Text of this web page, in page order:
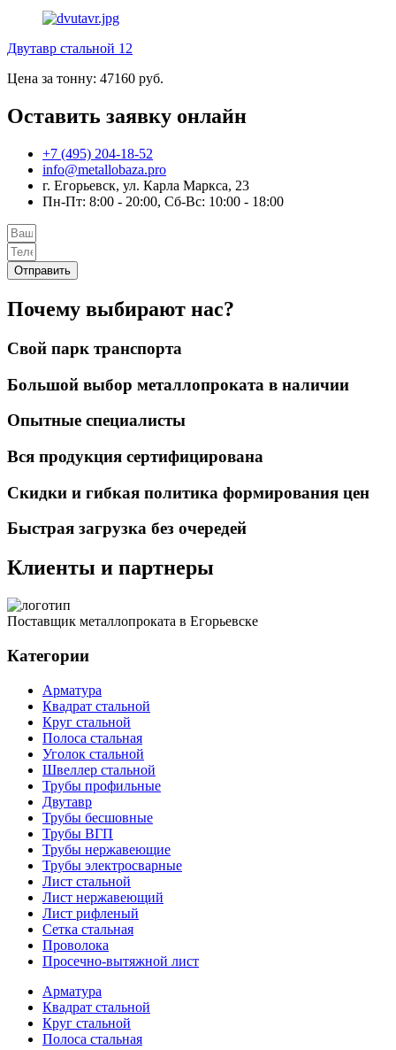
Двутавр стальной 12
Цена за тонну: 47160 руб.
Оставить заявку онлайн
+7 (495) 204-18-52
info@metallobaza.pro
г. Егорьевск, ул. Карла Маркса, 23
Пн-Пт: 8:00 - 20:00, Сб-Вс: 10:00 - 18:00
Отправить
Почему выбирают нас?
Свой парк транспорта
Большой выбор металлопроката в наличии
Опытные специалисты
Вся продукция сертифицирована
Скидки и гибкая политика формирования цен
Быстрая загрузка без очередей
Клиенты и партнеры
Поставщик металлопроката в Егорьевске
Категории
Арматура
Квадрат стальной
Круг стальной
Полоса стальная
Уголок стальной
Швеллер стальной
Трубы профильные
Двутавр
Трубы бесшовные
Трубы ВГП
Трубы нержавеющие
Трубы электросварные
Лист стальной
Лист нержавеющий
Лист рифленый
Сетка стальная
Проволока
Просечно-вытяжной лист
Арматура
Квадрат стальной
Круг стальной
Полоса стальная